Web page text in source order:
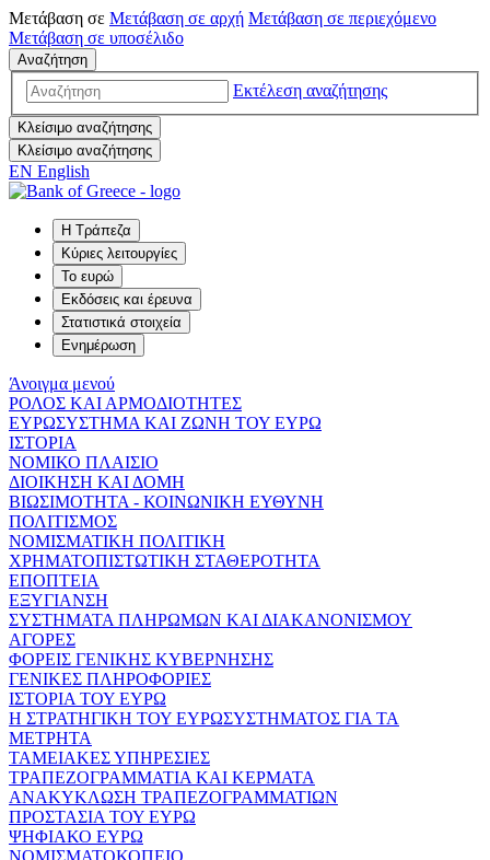
Μετάβαση σε Μετάβαση σε αρχή Μετάβαση σε περιεχόμενο
Μετάβαση σε υποσέλιδο
Αναζήτηση
Εκτέλεση αναζήτησης
Κλείσιμο αναζήτησης
Κλείσιμο αναζήτησης
EN English
Η Τράπεζα
Κύριες λειτουργίες
Το ευρώ
Εκδόσεις και έρευνα
Στατιστικά στοιχεία
Ενημέρωση
Άνοιγμα μενού
ΡΟΛΟΣ ΚΑΙ ΑΡΜΟΔΙΟΤΗΤΕΣ
ΕΥΡΩΣΥΣΤΗΜΑ ΚΑΙ ΖΩΝΗ ΤΟΥ ΕΥΡΩ
ΙΣΤΟΡΙΑ
ΝΟΜΙΚΟ ΠΛΑΙΣΙΟ
ΔΙΟΙΚΗΣΗ ΚΑΙ ΔΟΜΗ
ΒΙΩΣΙΜΟΤΗΤΑ - ΚΟΙΝΩΝΙΚΗ ΕΥΘΥΝΗ
ΠΟΛΙΤΙΣΜΟΣ
ΝΟΜΙΣΜΑΤΙΚΗ ΠΟΛΙΤΙΚΗ
ΧΡΗΜΑΤΟΠΙΣΤΩΤΙΚΗ ΣΤΑΘΕΡΟΤΗΤΑ
ΕΠΟΠΤΕΙΑ
ΕΞΥΓΙΑΝΣΗ
ΣΥΣΤΗΜΑΤΑ ΠΛΗΡΩΜΩΝ ΚΑΙ ΔΙΑΚΑΝΟΝΙΣΜΟΥ
ΑΓΟΡΕΣ
ΦΟΡΕΙΣ ΓΕΝΙΚΗΣ ΚΥΒΕΡΝΗΣΗΣ
ΓΕΝΙΚΕΣ ΠΛΗΡΟΦΟΡΙΕΣ
ΙΣΤΟΡΙΑ ΤΟΥ ΕΥΡΩ
Η ΣΤΡΑΤΗΓΙΚΗ ΤΟΥ ΕΥΡΩΣΥΣΤΗΜΑΤΟΣ ΓΙΑ ΤΑ
ΜΕΤΡΗΤΑ
ΤΑΜΕΙΑΚΕΣ ΥΠΗΡΕΣΙΕΣ
ΤΡΑΠΕΖΟΓΡΑΜΜΑΤΙΑ ΚΑΙ ΚΕΡΜΑΤΑ
ΑΝΑΚΥΚΛΩΣΗ ΤΡΑΠΕΖΟΓΡΑΜΜΑΤΙΩΝ
ΠΡΟΣΤΑΣΙΑ ΤΟΥ ΕΥΡΩ
ΨΗΦΙΑΚΟ ΕΥΡΩ
ΝΟΜΙΣΜΑΤΟΚΟΠΕΙΟ